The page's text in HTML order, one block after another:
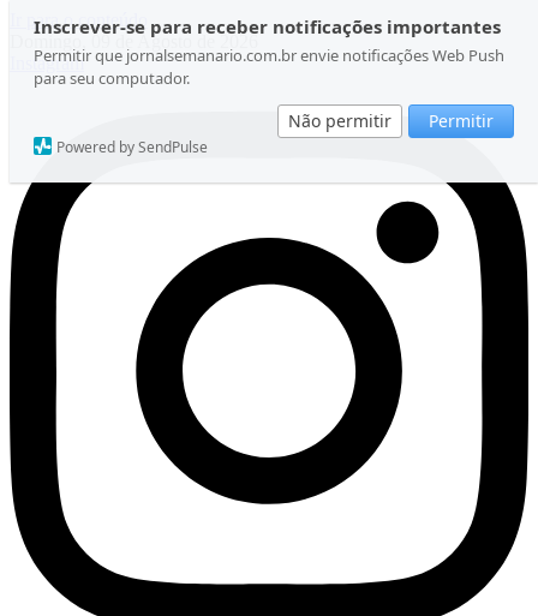
Inscrever-se para receber notificações importantes
Permitir que jornalsemanario.com.br envie notificações Web Push
para seu computador.
Não permitir Permitir
Powered by SendPulse
Ir para o conteúdo
Domingo, 09 de Agosto de 2026
Instagram